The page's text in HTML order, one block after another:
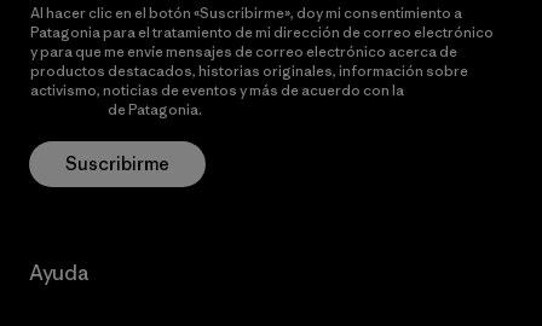
Al hacer clic en el botón «Suscribirme», doy mi consentimiento a
Patagonia para el tratamiento de mi dirección de correo electrónico
y para que me envíe mensajes de correo electrónico acerca de
productos destacados, historias originales, información sobre
activismo, noticias de eventos y más de acuerdo con la
de Patagonia.
Suscribirme
Ayuda